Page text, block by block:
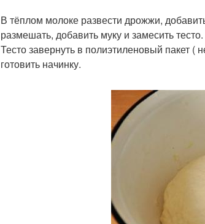
В тёплом молоке развести дрожжи,
размешать, добавить муку и замесить тесто.
Тесто завернуть в полиэтиленовый пакет (
готовить начинку.